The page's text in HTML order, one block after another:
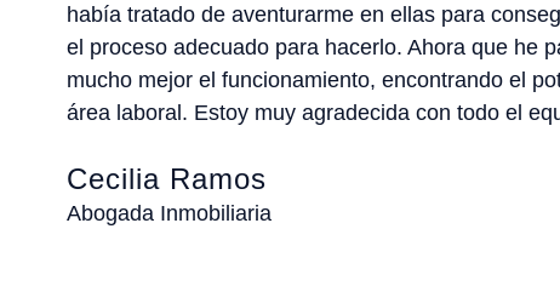
había tratado de aventurarme en ellas para
el proceso adecuado para hacerlo. Ahora que he
mucho mejor el funcionamiento, encontrando el
área laboral. Estoy muy agradecida con todo el
Cecilia Ramos
Abogada Inmobiliaria